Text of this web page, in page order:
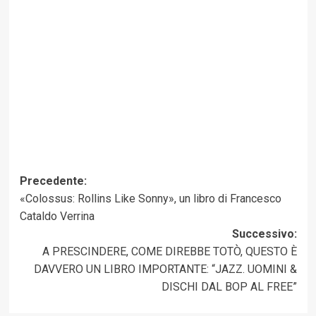
Navigazione
articolo
Precedente:
«Colossus: Rollins Like Sonny», un libro di Francesco
Cataldo Verrina
Successivo:
A PRESCINDERE, COME DIREBBE TOTÒ, QUESTO È
DAVVERO UN LIBRO IMPORTANTE: “JAZZ. UOMINI &
DISCHI DAL BOP AL FREE”